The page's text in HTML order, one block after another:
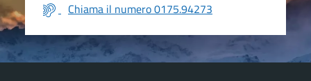
Chiama il numero 0175.94273